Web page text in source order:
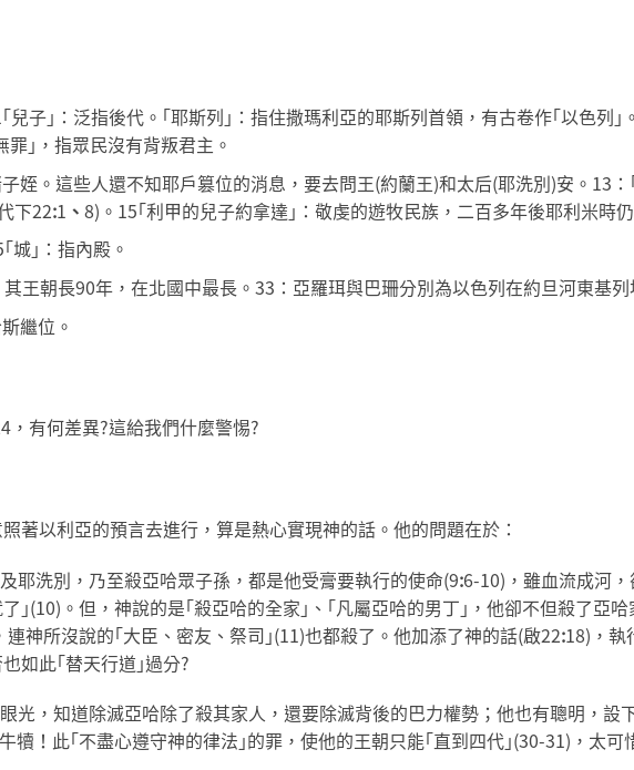
兒子｣：泛指後代。｢耶斯列｣：指住撒瑪利亞的耶斯列首領，有古卷作｢以色列｣
｣，指眾民沒有背叛君主。
姪。這些人還不知耶戶篡位的消息，要去問王(約蘭王)和太后(耶洗別)安。13
下22:1 、 8)。15｢利甲的兒子約拿達｣：敬虔的遊牧民族，二百多年後耶利米時
城｣：指內殿。
王朝長90年，在北國中最長。33：亞羅珥與巴珊分別為以色列在約旦河東基列
繼位。
，有何差異?這給我們什麼警惕?
著以利亞的預言去進行，算是熱心實現神的話。他的問題在於：
耶洗別，乃至殺亞哈眾子孫，都是他受膏要執行的使命(9:6-10)，雖血流成河
｣(10)。但，神說的是｢殺亞哈的全家｣、｢凡屬亞哈的男丁｣，他卻不但殺了亞哈
神所沒說的｢大臣、密友、祭司｣(11)也都殺了。他加添了神的話(啟22:18)，執
如此｢替天行道｣過分?
光，知道除滅亞哈除了殺其家人，還要除滅背後的巴力權勢；他也有聰明，設
犢！此｢不盡心遵守神的律法｣的罪，使他的王朝只能｢直到四代｣(30-31)，太可